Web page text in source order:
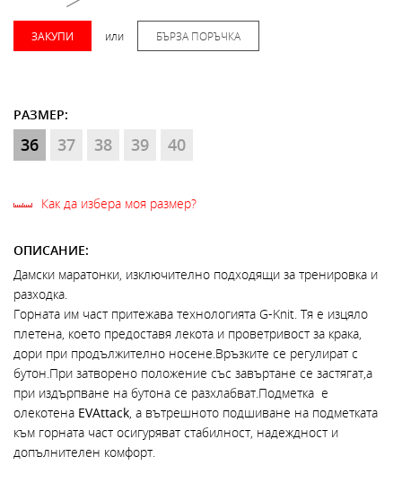
ЗАКУПИ или БЪРЗА ПОРЪЧКА
РАЗМЕР:
36 37 38 39 40
Как да избера моя размер?
ОПИСАНИЕ:
Дамски маратонки, изключително подходящи за тренировка и
разходка.
Горната им част притежава технологията G-Knit. Тя е изцяло
плетена, което предоставя лекота и проветривост за крака,
дори при продължително носене.Връзките се регулират с
бутон.При затворено положение със завъртане се застягат,а
при издърпване на бутона се разхлабват.Подметка е
олекотена EVAttack, а вътрешното подшиване на подметката
към горната част осигуряват стабилност, надеждност и
допълнителен комфорт.